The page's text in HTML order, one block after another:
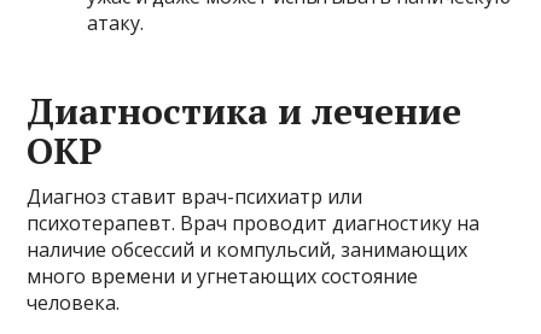
атаку.
Диагностика и лечение
ОКР
Диагноз ставит врач-психиатр или
психотерапевт. Врач проводит диагностику на
наличие обсессий и компульсий, занимающих
много времени и угнетающих состояние
человека.